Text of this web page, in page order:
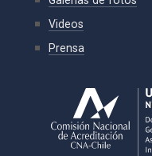
Videos
Prensa